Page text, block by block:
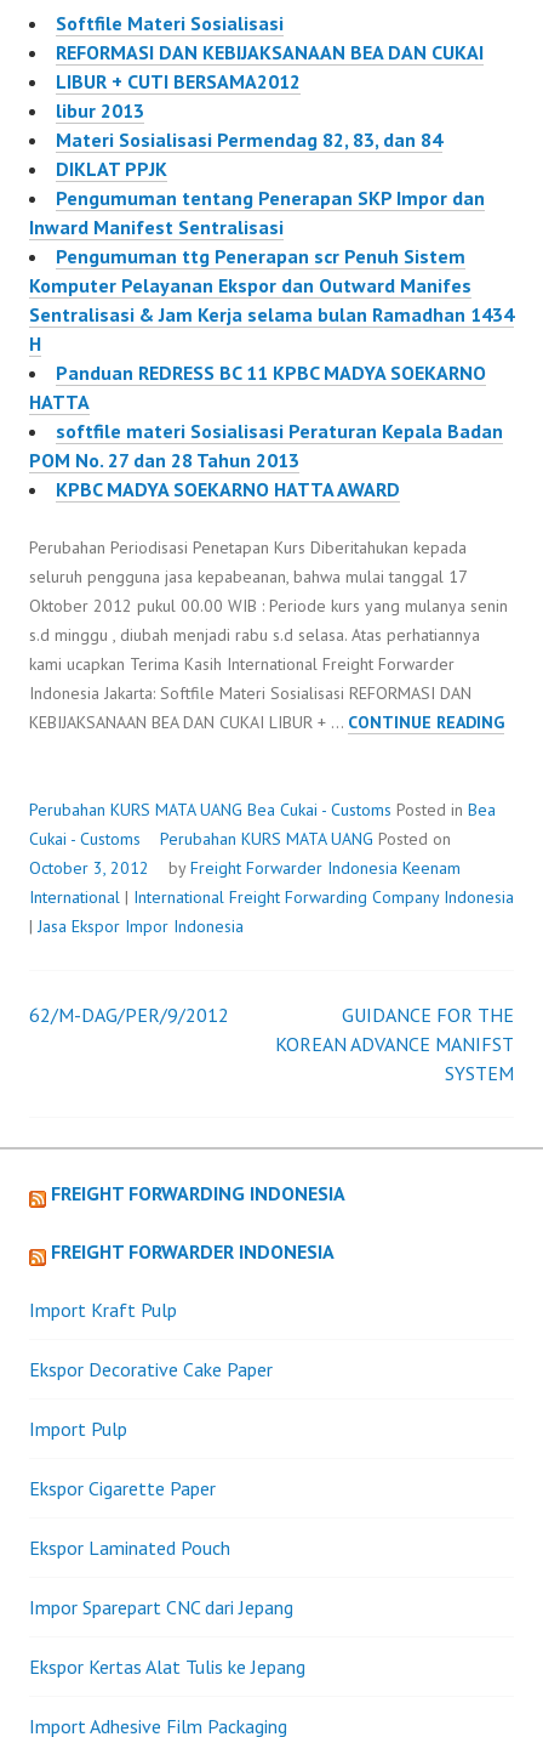
satu kali. - Kemudahan
setting PDE Internet…
Softfile Materi Sosialisasi
REFORMASI DAN KEBIJAKSANAAN BEA DAN CUKAI
LIBUR + CUTI BERSAMA2012
libur 2013
Materi Sosialisasi Permendag 82, 83, dan 84
DIKLAT PPJK
Pengumuman tentang Penerapan SKP Impor dan
Inward Manifest Sentralisasi
Pengumuman ttg Penerapan scr Penuh Sistem
Komputer Pelayanan Ekspor dan Outward Manifes
Sentralisasi & Jam Kerja selama bulan Ramadhan 1434
H
Panduan REDRESS BC 11 KPBC MADYA SOEKARNO
HATTA
softfile materi Sosialisasi Peraturan Kepala Badan
POM No. 27 dan 28 Tahun 2013
KPBC MADYA SOEKARNO HATTA AWARD
Perubahan Periodisasi Penetapan Kurs Diberitahukan kepada
seluruh pengguna jasa kepabeanan, bahwa mulai tanggal 17
Oktober 2012 pukul 00.00 WIB : Periode kurs yang mulanya senin
s.d minggu , diubah menjadi rabu s.d selasa. Atas perhatiannya
kami ucapkan Terima Kasih International Freight Forwarder
Indonesia Jakarta: Softfile Materi Sosialisasi REFORMASI DAN
KEBIJAKSANAAN BEA DAN CUKAI LIBUR + … CONTINUE READING
Perubahan KURS MATA UANG Bea Cukai - Customs Posted in Bea
Cukai - Customs
Perubahan KURS MATA UANG Posted on
October 3, 2012
byFreight Forwarder Indonesia Keenam
International | International Freight Forwarding Company Indonesia
|Jasa Ekspor Impor Indonesia
Post
62/M-DAG/PER/9/2012
GUIDANCE FOR THE
KOREAN ADVANCE MANIFST
SYSTEM
FREIGHT FORWARDING INDONESIA
FREIGHT FORWARDER INDONESIA
Import Kraft Pulp
Ekspor Decorative Cake Paper
Import Pulp
Ekspor Cigarette Paper
Ekspor Laminated Pouch
Impor Sparepart CNC dari Jepang
Ekspor Kertas Alat Tulis ke Jepang
Import Adhesive Film Packaging